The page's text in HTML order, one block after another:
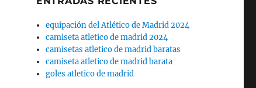
equipación del Atlético de Madrid 2024
camiseta atletico de madrid 2024
camisetas atletico de madrid baratas
camiseta atletico de madrid barata
goles atletico de madrid